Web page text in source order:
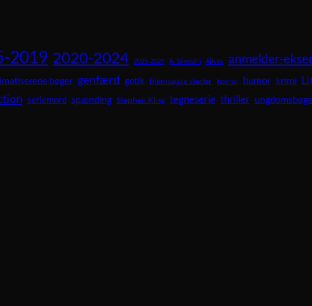
2019 2020-2024 2025-2029 A. Silvestri Aliens anmelder-
bøger genfærd gotik hjemsøgte steder horror humor krimi
seriemord spænding Stephen King tegneserie thriller